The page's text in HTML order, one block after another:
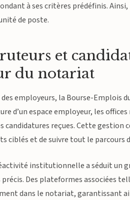
à ses critères prédéfinis.
de poste.
et
du notariat
des employeurs, la Bourse-Emplois
d’un espace employeur, les
candidatures reçues. Cette
ciblés et de suivre tout le parcours
institutionnelle a séduit un
précis. Des plateformes associées
dans le notariat, garantissant